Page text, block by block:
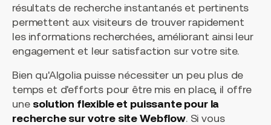
résultats de recherche instantanés et pertinents
permettent aux visiteurs de trouver rapidement
les informations recherchées, améliorant ainsi leur
engagement et leur satisfaction sur votre site.
Bien qu'Algolia puisse nécessiter un peu plus de
temps et d'efforts pour être mis en place, il offre
une solution flexible et puissante pour la
recherche sur votre site Webflow. Si vous